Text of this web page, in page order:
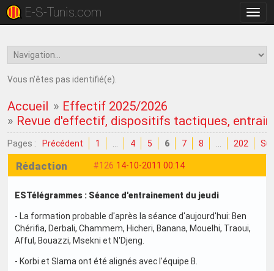
la
E-S-Tunis.com
Vous n'êtes pas identifié(e).
Accueil » Effectif 2025/2026
» Revue d'effectif, dispositifs tactiques,
Pages : Précédent 1 4 5 6 7 8 202
#126 14-10-2011 00:14
Rédaction
ESTélégrammes : Séance d'entrainement du jeudi
- La formation probable d'après la séance d'aujourd'hui: Ben
Chérifia, Derbali, Chammem, Hicheri, Banana, Mouelhi, Traoui,
Afful, Bouazzi, Msekni et N'Djeng.
- Korbi et Slama ont été alignés avec l'équipe B.